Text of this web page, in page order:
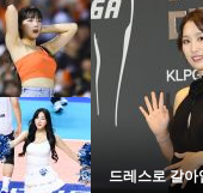
본 뉴스
스포츠